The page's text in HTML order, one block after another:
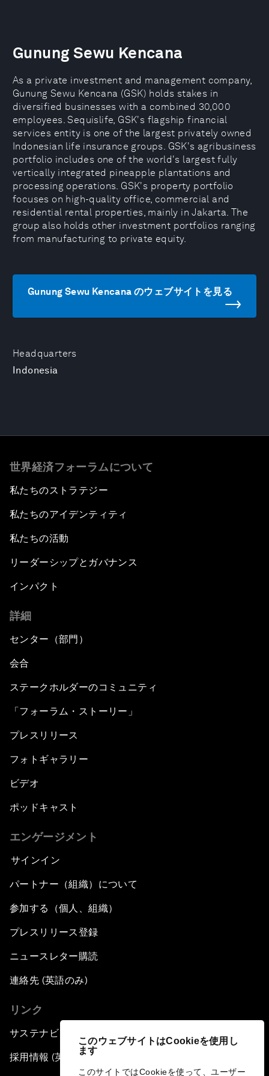
このウェブサイトはCookieを使用し
ます
このサイトではCookieを使って、ユーザー
Headquarters
Indonesia
Gunung Sewu Kencana
As a private investment and management company,
Gunung Sewu Kencana (GSK) holds stakes in
diversified businesses with a combined 30,000
employees. Sequislife, GSK's flagship financial
services entity is one of the largest privately owned
Indonesian life insurance groups. GSK's agribusiness
portfolio includes one of the world's largest fully
vertically integrated pineapple plantations and
processing operations. GSK's property portfolio
focuses on high-quality office, commercial and
residential rental properties, mainly in Jakarta. The
group also holds other investment portfolios ranging
from manufacturing to private equity.
Gunung Sewu Kencana のウェブサイトを見る
世界経済フォーラムについて
私たちのストラテジー
私たちのアイデンティティ
私たちの活動
リーダーシップとガバナンス
インパクト
詳細
センター（部門）
会合
ステークホルダーのコミュニティ
「フォーラム・ストーリー」
プレスリリース
フォトギャラリー
ビデオ
ポッドキャスト
エンゲージメント
サインイン
パートナー（組織）について
参加する（個人、組織）
プレスリリース登録
ニュースレター購読
連絡先 (英語のみ)
リンク
サステナビリティへの取り組み
採用情報 (英語のみ)